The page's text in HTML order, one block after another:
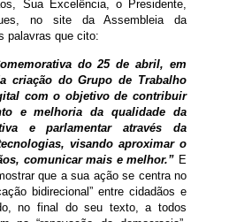
Sua Excelência, o Presidente,
no site da Assembleia da
palavras que cito:
do 25 de abril, em
criação do Grupo de Trabalho
com o objetivo de contribuir
e melhoria da qualidade da
e parlamentar através da
visando aproximar o
comunicar mais e melhor.” E
que a sua ação se centra no
bidirecional” entre cidadãos e
no final do seu texto, a todos